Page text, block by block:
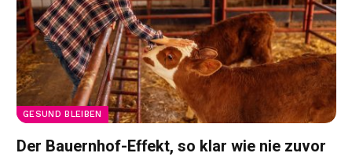
GESUND BLEIBEN
Der Bauernhof-Effekt, so klar wie nie zuvor